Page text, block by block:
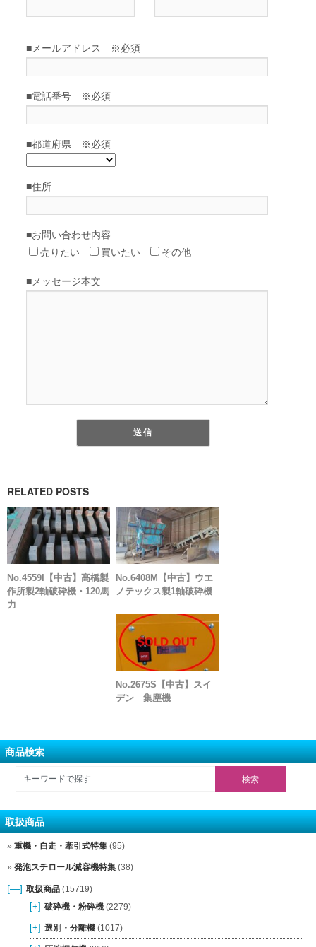
RELATED POSTS
No.4559I【中古】高橋製
作所製2軸破砕機・120馬
力
No.6408M【中古】ウエ
ノテックス製1軸破砕機
No.2675S【中古】スイ
デン 集塵機
商品検索
取扱商品
重機・自走・牽引式特集 (95)
発泡スチロール減容機特集 (38)
[—] 取扱商品 (15719)
[+] 破砕機・粉砕機 (2279)
[+] 選別・分離機 (1017)